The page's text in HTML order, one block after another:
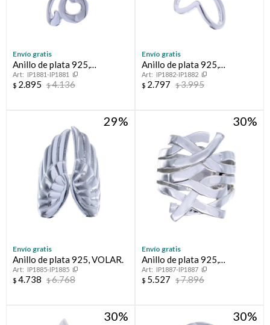
Envío gratis
Anillo de plata 925,
CLEOPATRA.
IP1881-IP1881
$ 2.895 $4.136
Envío gratis
Anillo de plata 925,
ESPERANZA.
IP1882-IP1882
$ 2.797 $3.995
29
Envío gratis
Anillo de plata 925, VOLAR.
IP1885-IP1885
$ 4.738 $6.768
30
Envío gratis
Anillo de plata 925,
CAMINOS.
IP1887-IP1887
$ 5.527 $7.896
30 30